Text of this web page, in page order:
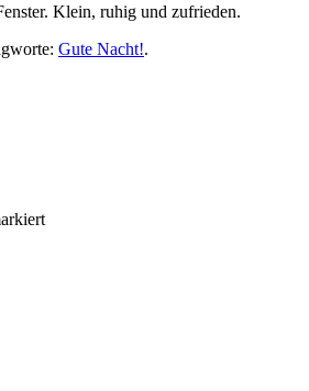
Klein, ruhig und zufrieden.
Gute Nacht!.